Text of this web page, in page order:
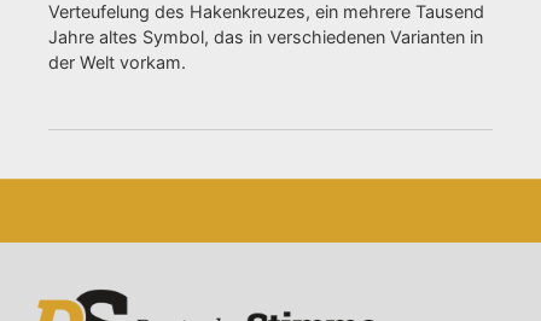
Verteufelung des Hakenkreuzes, ein mehrere Tausend
Jahre altes Symbol, das in verschiedenen Varianten in
der Welt vorkam.